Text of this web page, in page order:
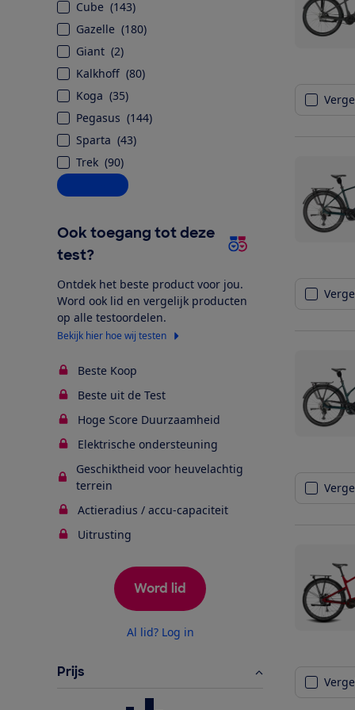
Cube (143)
Gazelle (180)
Giant (2)
Kalkhoff (80)
Koga (35)
Pegasus (144)
Sparta (43)
Trek (90)
Alle opties
Ook toegang tot deze
test?
Ontdek het beste product voor jou.
Word ook lid en vergelijk producten
op alle testoordelen.
Bekijk hier hoe wij testen
Beste Koop
Beste uit de Test
Hoge Score Duurzaamheid
Elektrische ondersteuning
Geschiktheid voor heuvelachtig
terrein
Actieradius / accu-capaciteit
Uitrusting
Word lid
Al lid? Log in
Prijs